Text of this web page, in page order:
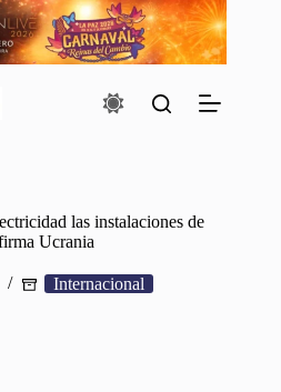
las instalaciones de
Ucrania
Internacional